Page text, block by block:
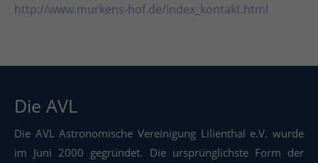
http://www.murkens-hof.de/index_kontakt.html
Die AVL
Die AVL Astronomische Vereinigung Lilienthal e.V. wurde
im Juni 2000 gegründet. Die ursprünglichste Form der